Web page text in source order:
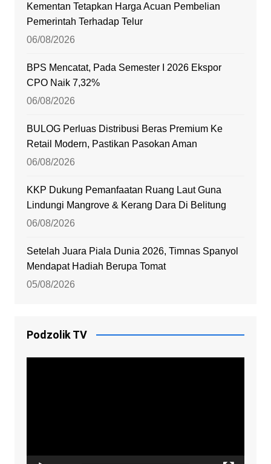
Kementan Tetapkan Harga Acuan Pembelian
Pemerintah Terhadap Telur
06/08/2026
BPS Mencatat, Pada Semester I 2026 Ekspor
CPO Naik 7,32%
06/08/2026
BULOG Perluas Distribusi Beras Premium Ke
Retail Modern, Pastikan Pasokan Aman
06/08/2026
KKP Dukung Pemanfaatan Ruang Laut Guna
Lindungi Mangrove & Kerang Dara Di Belitung
06/08/2026
Setelah Juara Piala Dunia 2026, Timnas Spanyol
Mendapat Hadiah Berupa Tomat
05/08/2026
Podzolik TV